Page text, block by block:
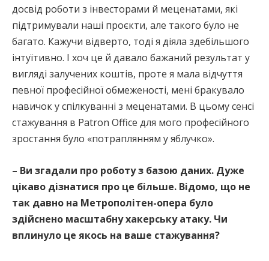
досвід роботи з інвесторами й меценатами, які
підтримували наші проєкти, але такого було не
багато. Кажучи відверто, тоді я діяла здебільшого
інтуїтивно. І хоч це й давало бажаний результат у
вигляді залучених коштів, проте я мала відчуття
певної професійної обмеженості, мені бракувало
навичок у спілкуванні з меценатами. В цьому сенсі
стажування в Patron Office для мого професійного
зростання було «потраплянням у яблучко».
– Ви згадали про роботу з базою даних. Дуже
цікаво дізнатися про це більше. Відомо, що не
так давно на Метрополітен-опера було
здійснено масштабну хакерську атаку. Чи
вплинуло це якось на ваше стажування?